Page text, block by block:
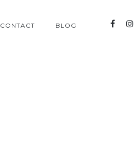
CONTACT BLOG